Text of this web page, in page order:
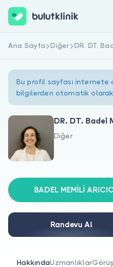
Hakkımızda
Doktorlar için
Doktor
Hemen Kaydol
Ana Sayfa Diğer DR. DT.
Bu profil sayfası internete
bilgilerden otomatik
DR. DT. Badel
Diğer
BADEL MEMİLİ
Randevu Al
HakkındaUzmanlıklar